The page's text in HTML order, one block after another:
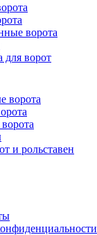
ворота
для ворот
ворота
и рольставен